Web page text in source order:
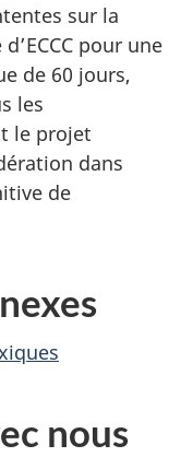
sur la
pour une
de 60 jours,
les
le projet
dans
de
nous